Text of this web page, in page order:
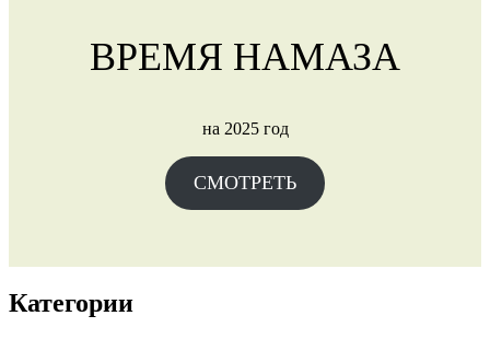
ВРЕМЯ НАМАЗА
на 2025 год
СМОТРЕТЬ
Категории